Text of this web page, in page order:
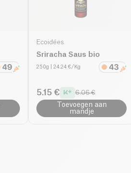
Ecoidées
Sriracha Saus bio
250g | 24.24 €/Kg
5.15 € 6.06 €
Toevoegen aan
mandje